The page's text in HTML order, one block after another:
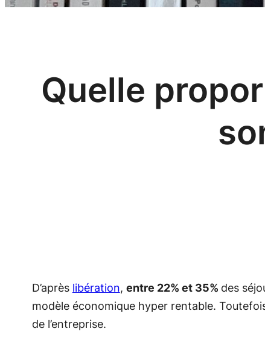
Quelle
D’après libération, entre 22% et 35% des
modèle économique hyper rentable.
de l’entreprise.